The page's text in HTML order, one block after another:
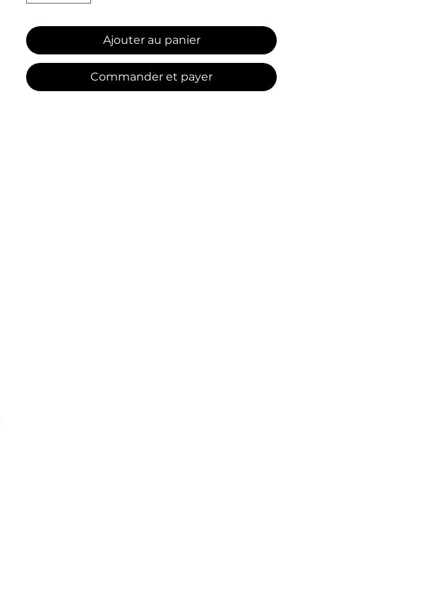
Ajouter au panier
Commander et payer